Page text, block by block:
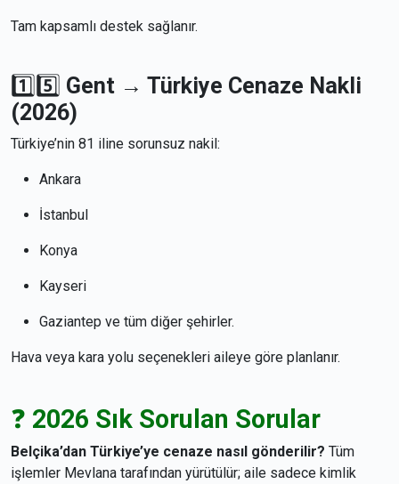
Tam kapsamlı destek sağlanır.
1️⃣5️⃣ Gent → Türkiye Cenaze Nakli
(2026)
Türkiye’nin 81 iline sorunsuz nakil:
Ankara
İstanbul
Konya
Kayseri
Gaziantep ve tüm diğer şehirler.
Hava veya kara yolu seçenekleri aileye göre planlanır.
❓ 2026 Sık Sorulan Sorular
Belçika’dan Türkiye’ye cenaze nasıl gönderilir? Tüm
işlemler Mevlana tarafından yürütülür; aile sadece kimlik